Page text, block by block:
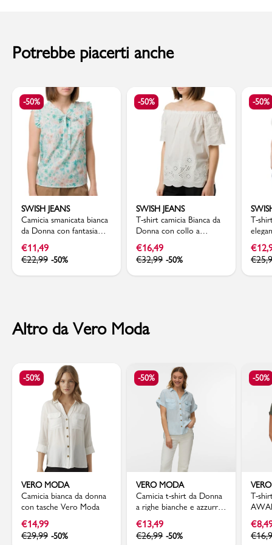
Potrebbe piacerti anche
-50%
SWISH JEANS
Camicia smanicata bianca
da Donna con fantasia
floreale e rouches Swish
Jeans
€11,49
€22,99 -50%
-50%
SWISH JEANS
T-shirt camicia Bianca da
Donna con collo a
barchetta e maniche in
Sangallo Swish Jeans
€16,49
€32,99 -50%
-50%
T-
Jeans
€
€
Altro da Vero Moda
-50%
VERO MODA
Camicia bianca da donna
con tasche Vero Moda
€14,99
€29,99 -50%
-50%
VERO MODA
Camicia t-shirt da Donna
a righe bianche e azzurre
Vero Moda
€13,49
€26,99 -50%
-50%
T-
€
€